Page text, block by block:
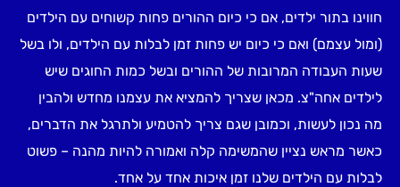
חווינו בתור ילדים, אם כי כיום ההורים פחות קשוחים עם הילדים
(ומול עצמם) ואם כי כיום יש פחות זמן לבלות עם הילדים, ולו בשל
שעות העבודה המרובות של ההורים ובשל כמות החוגים שיש
לילדים אחה"צ. מכאן שצריך להמציא את עצמנו מחדש ולהבין
מה נכון לעשות, וכמובן שגם צריך להטמיע ולתרגל את הדברים,
כאשר מראש נציין שהמשימה קלה ואמורה להיות מהנה – פשוט
לבלות עם הילדים שלנו זמן איכות אחד על אחד.